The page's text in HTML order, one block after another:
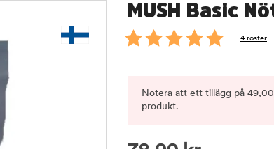
MUSH Basic
4 röster
Notera att ett tillägg på
produkt.